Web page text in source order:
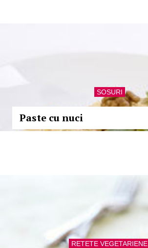
SOSURI
Paste cu nuci
RETETE VEGETARIENE